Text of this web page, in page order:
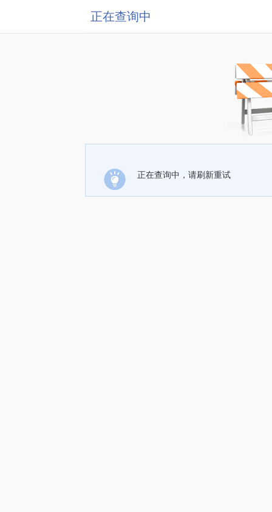
正在查询中
正在查询中，请刷新重试